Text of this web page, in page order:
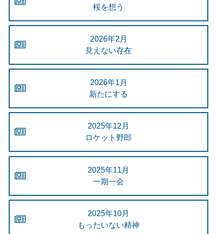
桜を想う
2026年2月
見えない存在
2026年1月
新たにする
2025年12月
ロケット野郎
2025年11月
一期一会
2025年10月
もったいない精神